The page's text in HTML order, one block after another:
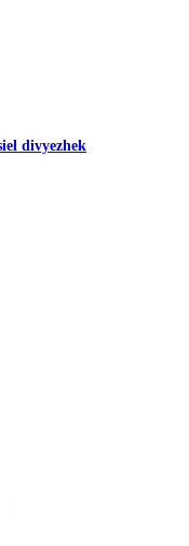
divyezhek